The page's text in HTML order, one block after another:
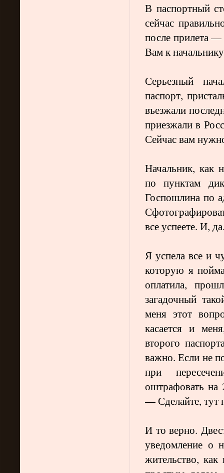
В паспортный
сейчас
после прилета
Вам к
Серьезный
паспорт,
въезжали
приезжали в
Сейчас вам
Начальник, как
по пунктам
Госпошлина по
все успеете. И,
Я успела все и
которую я
оплатила,
загадочный
меня этот
касается и
второго
важно. Если не
при
оштрафовать на
— Сделайте, тут
И то верно.
уведомление о
жительство,